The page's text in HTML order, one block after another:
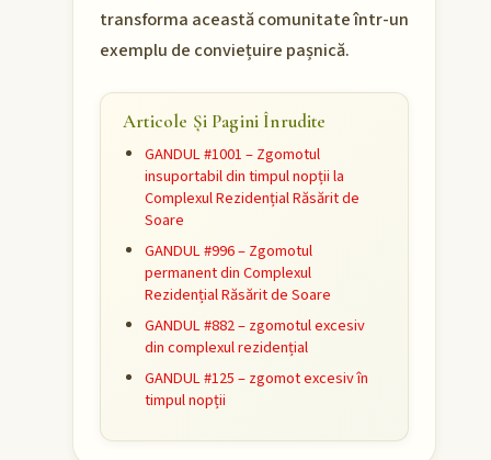
transforma această comunitate într-un
exemplu de conviețuire pașnică.
Articole Și Pagini Înrudite
GANDUL #1001 – Zgomotul
insuportabil din timpul nopții la
Complexul Rezidențial Răsărit de
Soare
GANDUL #996 – Zgomotul
permanent din Complexul
Rezidențial Răsărit de Soare
GANDUL #882 – zgomotul excesiv
din complexul rezidențial
GANDUL #125 – zgomot excesiv în
timpul nopții